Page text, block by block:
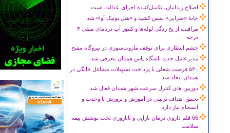
اصلاح زندانیان، تکمیل‌کننده اجرای عدالت است
خانۀ «ضرابی» نفس کشید و «هتل بوتیک آوا» شد
مراقبت از یخ زدگی لوله‌ها و کنتور آب دردمای منفی ۴
درجه
چشم انتظاری برای توقف مازوت‌سوزی در نیروگاه مفتح
مدیرعامل جدید باشگاه پاس همدان معرفی شد.
۵۳۰ فرصت شغلی با پرداخت تسهیلات مشاغل خانگی در
همدان ایجاد شد.
دوربین های کنترل سرعت شهر همدان فعال شد
تحقق اهداف تربیتی در آموزش و پرورش با وحدت و
انسجام نیاز دارد
66 قلم داروی درمان نازایی و ناباروری تحت پوشش بیمه
سلامت